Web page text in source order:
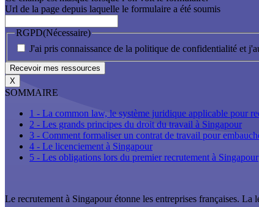
Url de la page depuis laquelle le formulaire a été soumis
RGPD(Nécessaire)
J'ai pris connaissance de la politique de confidentialité et
X
SOMMAIRE
1 - La common law, le système juridique applicable pour
2 - Les grands principes du droit du travail à Singapour
3 - Comment formaliser un contrat de travail pour
4 - Le licenciement à Singapour
5 - Les obligations lors du premier recrutement à Singapour
Le recrutement à Singapour étonne les entreprises françaises.